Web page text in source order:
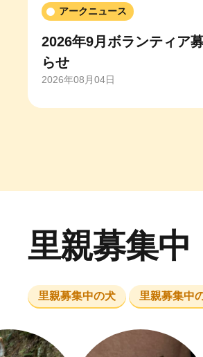
アークニュース
2026年9月ボランティア
らせ
2026年08月04日
里親募集中
里親募集中の犬 里親募集中